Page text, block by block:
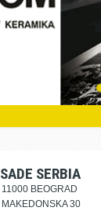
SADE SERBIA
11000 BEOGRAD
MAKEDONSKA 30